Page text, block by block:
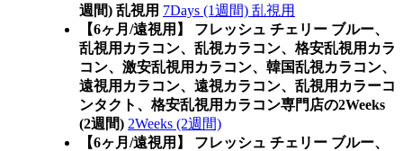
週間) 乱視用 7Days (1週間) 乱視用
【6ヶ月/遠視用】 フレッシュ チェリー ブルー、
乱視用カラコン、乱視カラコン、格安乱視用カラ
コン、激安乱視用カラコン、韓国乱視カラコン、
遠視用カラコン、遠視カラコン、乱視用カラーコ
ンタクト、格安乱視用カラコン専門店の2Weeks
(2週間) 2Weeks (2週間)
【6ヶ月/遠視用】 フレッシュ チェリー ブルー、